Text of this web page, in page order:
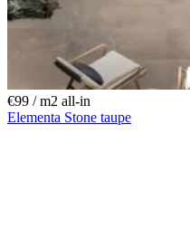
€99 / m2 all-in
Elementa Stone taupe